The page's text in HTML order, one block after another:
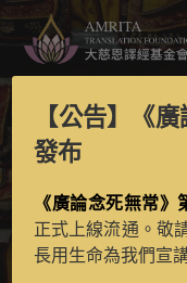
切喀
> 月光
【公告】 《
發布
《廣論念死無常
正式上線流通。敬
長用生命為我們宣